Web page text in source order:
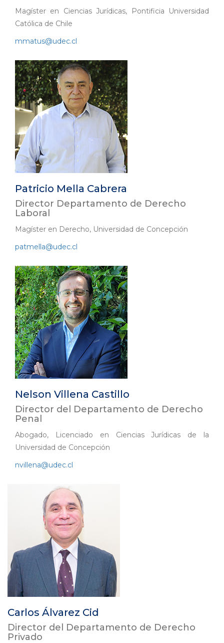
Magíster en Ciencias Jurídicas, Pontificia Universidad
Católica de Chile
mmatus@udec.cl
Patricio Mella Cabrera
Director Departamento de Derecho
Laboral
Magíster en Derecho, Universidad de Concepción
patmella@udec.cl
Nelson Villena Castillo
Director del Departamento de Derecho
Penal
Abogado, Licenciado en Ciencias Jurídicas de la
Universidad de Concepción
nvillena@udec.cl
Carlos Álvarez Cid
Director del Departamento de Derecho
Privado